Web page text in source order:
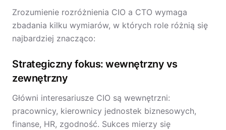
Zrozumienie rozróżnienia CIO a CTO wymaga
zbadania kilku wymiarów, w których role różnią się
najbardziej znacząco:
Strategiczny fokus: wewnętrzny vs
zewnętrzny
Główni interesariusze CIO są wewnętrzni:
pracownicy, kierownicy jednostek biznesowych,
finanse, HR, zgodność. Sukces mierzy się